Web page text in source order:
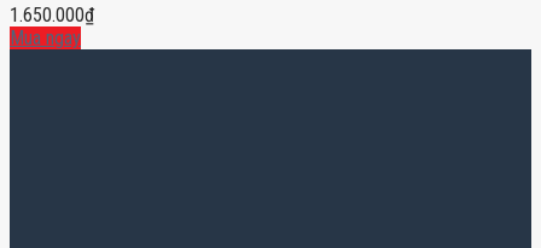
1.650.000₫
Mua ngay